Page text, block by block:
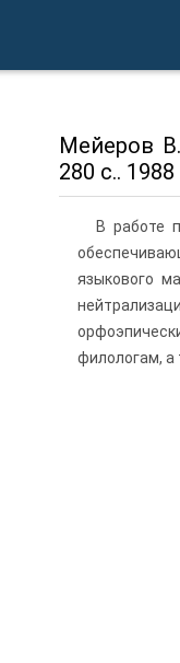
Мейеров
280 с.. 1988
В работе
языкового
филологам, а